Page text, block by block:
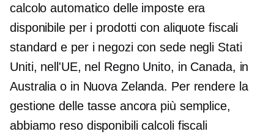
calcolo automatico delle imposte era
disponibile per i prodotti con aliquote fiscali
standard e per i negozi con sede negli Stati
Uniti, nell'UE, nel Regno Unito, in Canada, in
Australia o in Nuova Zelanda. Per rendere la
gestione delle tasse ancora più semplice,
abbiamo reso disponibili calcoli fiscali